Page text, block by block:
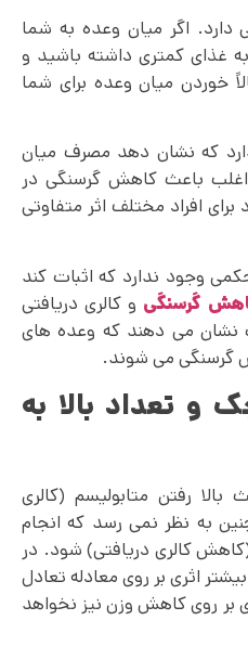
دارد. اگر میان وعده به شما
کمتری داشته باشید و
خوردن میان وعده برای شما
که نشان دهد مصرف میان
باعث کاهش گرسنگی در
افراد مختلف اثر متفاوتی
وجود ندارد که اثبات کند
گرسنگی و کالری دریافتی
می دهند که وعده های
گرسنگی می شوند.
و تعداد بالا به
رفتن متابولیسم (کالری
به نظر نمی رسد که انجام
کالری دریافتی) شود. در
اثری بر روی معادله تعادل
بر روی کاهش وزن نیز نخواهد